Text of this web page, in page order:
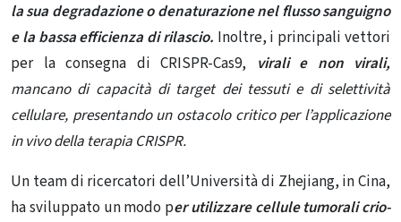
la sua degradazione o denaturazione nel flusso sanguigno
e la bassa efficienza di rilascio. Inoltre, i principali vettori
per la consegna di CRISPR-Cas9, virali e non virali,
mancano di capacità di target dei tessuti e di selettività
cellulare, presentando un ostacolo critico per l’applicazione
in vivo della terapia CRISPR.
Un team di ricercatori dell’Università di Zhejiang, in Cina,
ha sviluppato un modo per utilizzare cellule tumorali crio-